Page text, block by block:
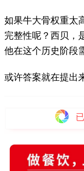
如果牛大骨权重太
完整性呢？西贝，
他在这个历史阶段
或许答案就在提出